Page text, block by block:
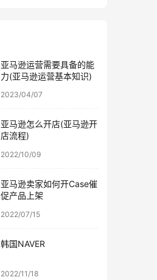
亚马逊运营需要具备的能
力(亚马逊运营基本知识)
2023/04/07
亚马逊怎么开店(亚马逊开
店流程)
2022/10/09
亚马逊卖家如何开Case催
促产品上架
2022/07/15
韩国NAVER
2022/11/18